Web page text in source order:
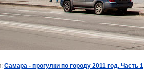
Самара - прогулки по городу 2011 год. Часть 1